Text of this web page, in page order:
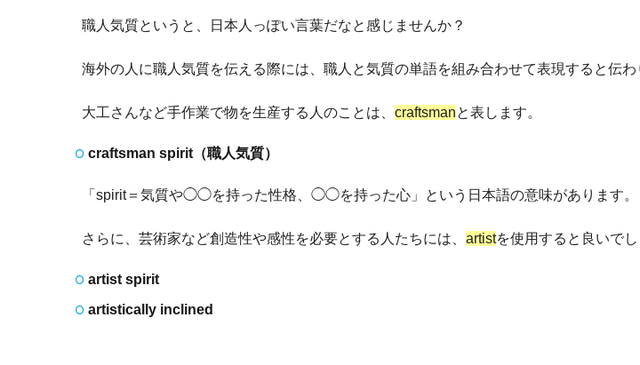
職人気質というと、日本人っぽい言葉だなと感じませんか？
海外の人に職人気質を伝える際には、職人と気質の単語を組み合わせて表現すると伝わ
大工さんなど手作業で物を生産する人のことは、 craftsmanと表します。
craftsman spirit（職人気質）
「spirit＝気質や◯◯を持った性格、◯◯を持った心」という日本語の意味があります。
さらに、芸術家など創造性や感性を必要とする人たちには、 artistを使用すると良いでし
artist spirit
artistically inclined